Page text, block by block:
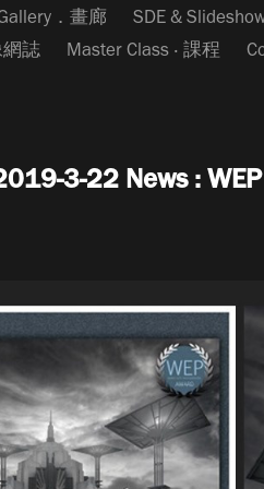
．畫廊 SDE &
網誌 Master Class ‧ 課程
3-22 News :